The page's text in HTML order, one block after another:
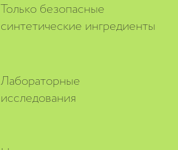
Только безопасные
синтетические ингредиенты
Лабораторные
исследования